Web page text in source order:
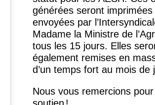
générées seront imprimées
envoyées par
Madame la Ministre de
tous les 15 jours. Elles
également remises en
d’un temps fort au mois de
Nous vous remercions
soutien !